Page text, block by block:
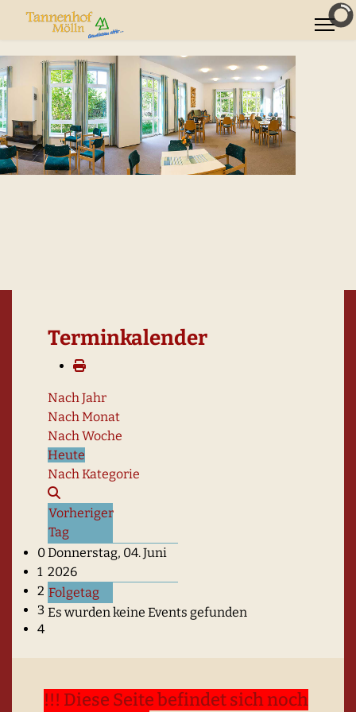
Haus Lübeck - Gruppen-/Tagungsraum
0
1
2
3
4
Terminkalender
Nach Jahr
Nach Monat
Nach Woche
Heute
Nach Kategorie
Vorheriger
Tag
Donnerstag, 04. Juni
2026
Folgetag
Es wurden keine Events gefunden
!!! Diese Seite befindet sich noch